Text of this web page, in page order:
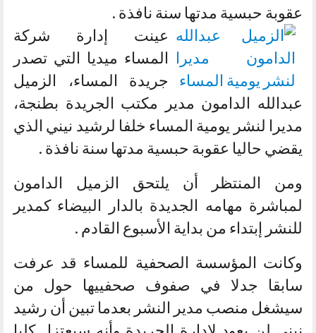
عقوبة حبسية مدتها سنة نافذة .
عينت إدارة شركة
المساء ميديا التي تصدر
جريدة المساء، الزميل
عبدالله الدامون مدير مكتب الجريدة بطنجة،
مديرا لنشر يومية المساء خلفا لرشيد نيني الذي
يقضي حاليا عقوبة حبسية مدتها سنة نافذة .
ومن المنتظر أن يلتحق الزميل الدامون
لمباشرة مهامه الجديدة بالدار البيضاء كمدير
للنشر إبتداء من بداية الأسبوع القادم .
وكانت المؤسسة الصحفية للمساء قد عرفت
سابقا جدلا في صفوف صحفييها حول من
سيشغل منصب مدير النشر بعدما تبين أن رشيد